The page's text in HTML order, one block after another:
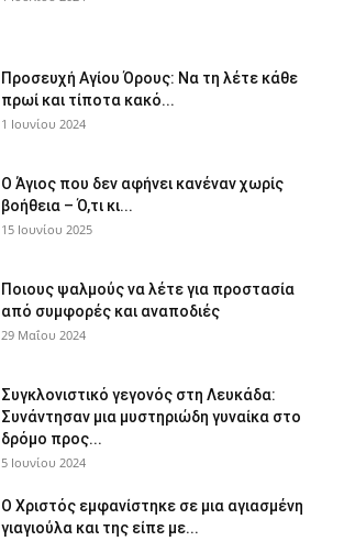
Προσευχή Αγίου Όρους: Να τη λέτε κάθε
πρωί και τίποτα κακό...
1 Ιουνίου 2024
Ο Άγιος που δεν αφήνει κανέναν χωρίς
βοήθεια – Ό,τι κι...
15 Ιουνίου 2025
Ποιους ψαλμούς να λέτε για προστασία
από συμφορές και αναποδιές
29 Μαΐου 2024
Συγκλονιστικό γεγονός στη Λευκάδα:
Συνάντησαν μια μυστηριώδη γυναίκα στο
δρόμο προς...
5 Ιουνίου 2024
Ο Χριστός εμφανίστηκε σε μια αγιασμένη
γιαγιούλα και της είπε με...